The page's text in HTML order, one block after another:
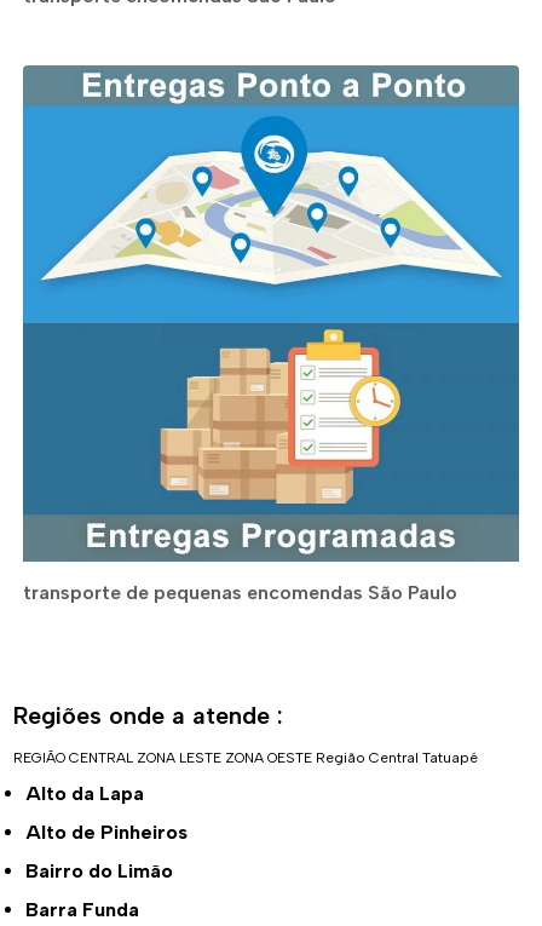
transporte de pequenas encomendas São Paulo
Regiões onde a atende :
REGIÃO CENTRAL ZONA LESTE ZONA OESTE Região Central Tatuapé
Alto da Lapa
Alto de Pinheiros
Bairro do Limão
Barra Funda